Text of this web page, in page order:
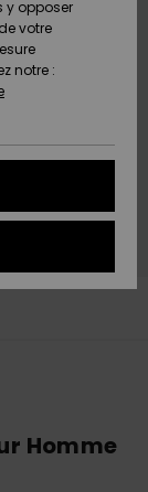
Homme
y opposer
votre
notre :